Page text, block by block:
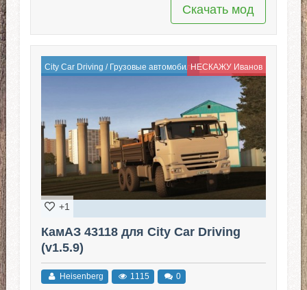
Скачать мод
City Car Driving / Грузовые автомобилиНЕСКАЖУ Иванов
+1
КамАЗ 43118 для City Car Driving
(v1.5.9)
Heisenberg 1115 0